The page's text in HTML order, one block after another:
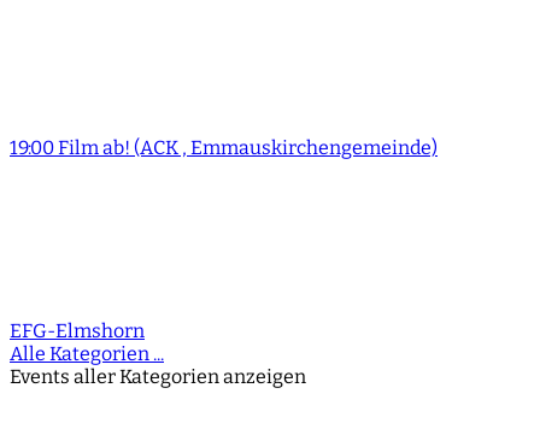
19:00 Film ab! (ACK , Emmauskirchengemeinde)
EFG-Elmshorn
Alle Kategorien ...
Events aller Kategorien anzeigen